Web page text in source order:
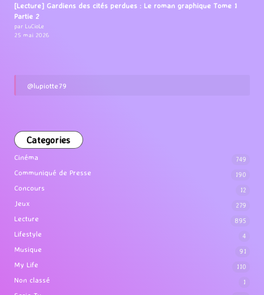
[Lecture] Gardiens des cités perdues : Le roman graphique Tome 1
Partie 2
par LuCioLe
25 mai 2026
@lupiotte79
Categories
Cinéma 749
Communiqué de Presse 190
Concours 12
Jeux 279
Lecture 895
Lifestyle 4
Musique 91
My Life 110
Non classé 1